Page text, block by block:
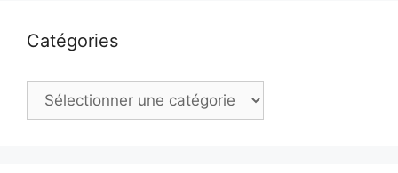
Catégories
Catégories